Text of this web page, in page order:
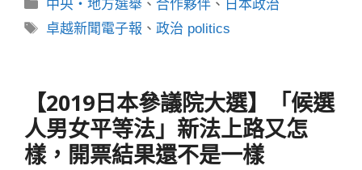
類
中央・地方選舉 、 合作夥伴 、 日本政治
標
卓越新聞電子報 、政治 politics
【2019日本參議院大選】「候選
人男女平等法」新法上路又怎
樣，開票結果還不是一樣